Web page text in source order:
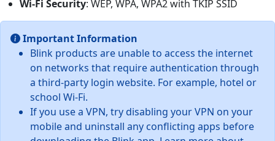
Wi-Fi Security: WEP, WPA, WPA2 with TKIP SSID
Important Information
Blink products are unable to access the internet
on networks that require authentication through
a third-party login website. For example, hotel or
school Wi-Fi.
If you use a VPN, try disabling your VPN on your
mobile and uninstall any conflicting apps before